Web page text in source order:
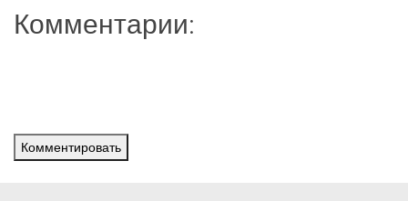
Комментарии:
Комментировать